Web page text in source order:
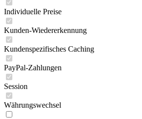
Individuelle Preise
Kunden-Wiedererkennung
Kundenspezifisches Caching
PayPal-Zahlungen
Session
Währungswechsel